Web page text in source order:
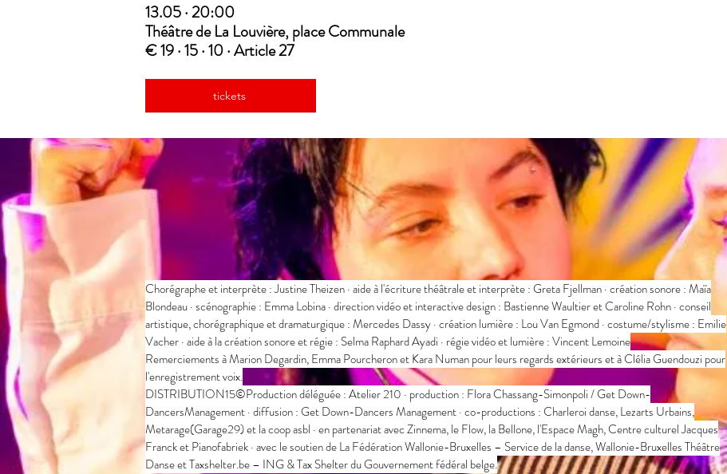
​​13.05 · 20:00
Théâtre de La Louvière, place Communale
€ 19 · 15 · 10 · Article 27
tickets
Chorégraphe et interprète : Justine Theizen · aide à l'écriture théâtrale et interprète : Greta Fjellman · création sonore : Maïa
Blondeau · scénographie : Emma Lobina · direction vidéo et interactive design : Bastienne Waultier et Caroline Rohn · conseil
artistique, chorégraphique et dramaturgique : Mercedes Dassy · création lumière : Lou Van Egmond · costume/stylisme : Emilie
Vacher · aide à la création sonore et régie : Selma Raphard Ayadi · régie vidéo et lumière : Vincent Lemoine
Remerciements à Marion Degardin, Emma Pourcheron et Kara Numan pour leurs regards extérieurs et à Clélia Guendouzi pour
l'enregistrement voix.
DISTRIBUTION15©Production déléguée : Atelier 210 · production : Flora Chassang-Simonpoli / Get Down-
DancersManagement · diffusion : Get Down-Dancers Management · co-productions : Charleroi danse, Lezarts Urbains,
Metarage(Garage29) et la coop asbl · en partenariat avec Zinnema, le Flow, la Bellone, l'Espace Magh, Centre culturel Jacques
Franck et Pianofabriek · avec le soutien de La Fédération Wallonie-Bruxelles – Service de la danse, Wallonie-Bruxelles Théâtre
Danse et Taxshelter.be – ING & Tax Shelter du Gouvernement fédéral belge.